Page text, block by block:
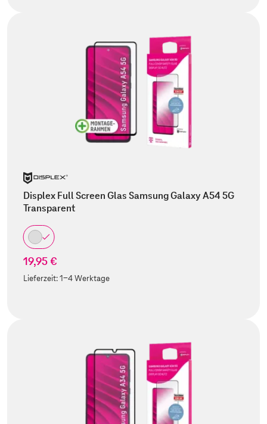
Displex Full Screen Glas Samsung Galaxy A54 5G
Transparent
19,95 €
Lieferzeit:1-4 Werktage